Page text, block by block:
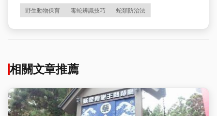
野生動物保育 毒蛇辨識技巧 蛇類防治法
相關文章推薦